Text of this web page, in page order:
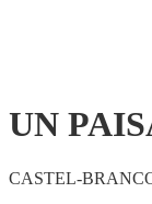
UN
CASTEL-